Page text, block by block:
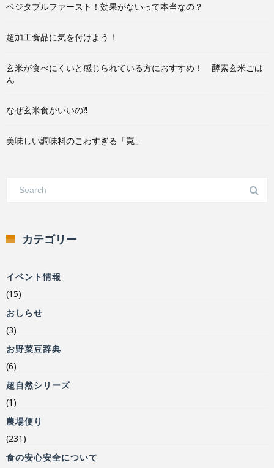
ベジタブルファースト！効果がないって本当なの？
超加工食品に気を付けよう！
玄米が食べにくいと感じられている方におすすめ！ 酵素玄米ごは
ん
なぜ玄米食がいいの⁈
美味しい調味料のこわすぎる「罠」
カテゴリー
イベント情報
(15)
おしらせ
(3)
お野菜豆辞典
(6)
超自然シリーズ
(1)
農場便り
(231)
食の安心安全について